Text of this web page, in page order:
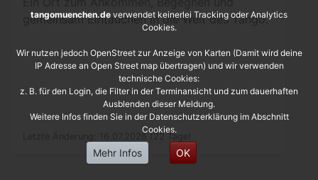
gemeinsam Eintauchen in die Welt des Tango.
Letzte Änderung: 16.07.2026 (22 Tage)
tangomuenchen.de verwendet keinerlei Tracking oder Analytics
Cookies.
Wir nutzen jedoch OpenStreet zur Anzeige von Karten (Damit wird deine
IP Adresse an Open Street map übertragen) und wir verwenden
technische Cookies:
z. B. für den Login, die Filter in der Terminansicht und zum dauerhaften
Ausblenden dieser Meldung.
Weitere Infos finden Sie in der Datenschutzerklärung im Abschnitt
Cookies.
Mehr Infos OK